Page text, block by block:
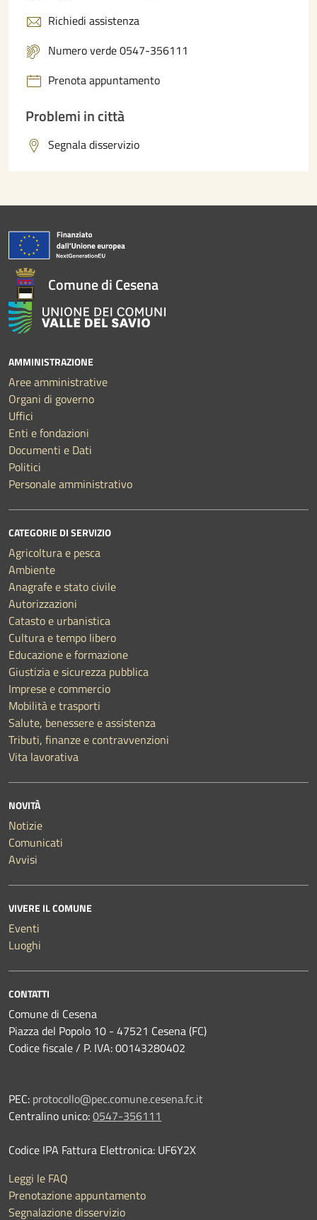
Richiedi assistenza
Numero verde 0547-356111
Prenota appuntamento
Problemi in città
Segnala disservizio
Comune di Cesena
AMMINISTRAZIONE
Aree amministrative
Organi di governo
Uffici
Enti e fondazioni
Documenti e Dati
Politici
Personale amministrativo
CATEGORIE DI SERVIZIO
Agricoltura e pesca
Ambiente
Anagrafe e stato civile
Autorizzazioni
Catasto e urbanistica
Cultura e tempo libero
Educazione e formazione
Giustizia e sicurezza pubblica
Imprese e commercio
Mobilità e trasporti
Salute, benessere e assistenza
Tributi, finanze e contravvenzioni
Vita lavorativa
NOVITÀ
Notizie
Comunicati
Avvisi
VIVERE IL COMUNE
Eventi
Luoghi
CONTATTI
Comune di Cesena
Piazza del Popolo 10 - 47521 Cesena (FC)
Codice fiscale / P. IVA: 00143280402
PEC: protocollo@pec.comune.cesena.fc.it
Centralino unico:0547-356111
Codice IPA Fattura Elettronica: UF6Y2X
Leggi le FAQ
Prenotazione appuntamento
Segnalazione disservizio